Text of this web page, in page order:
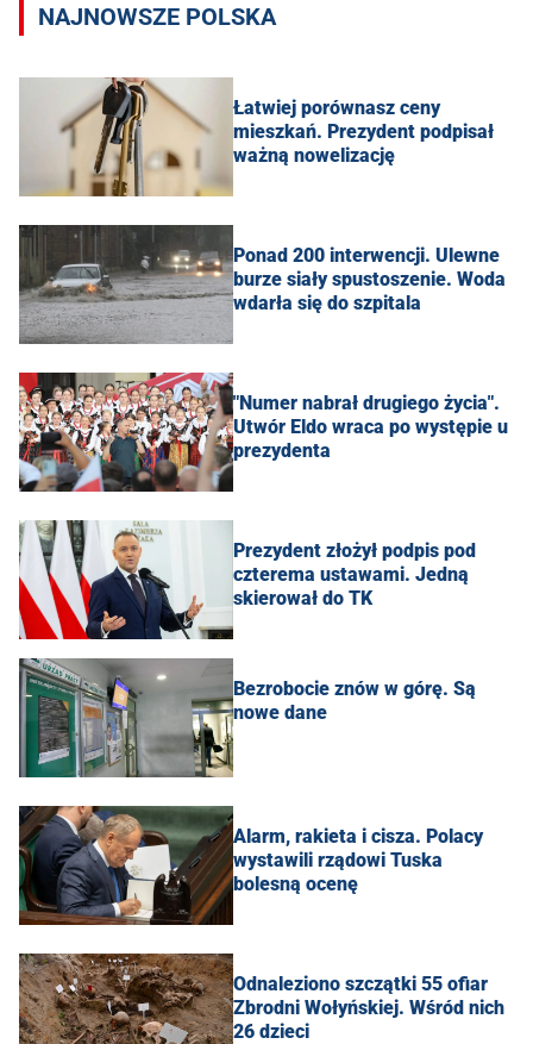
NAJNOWSZE POLSKA
Łatwiej porównasz ceny
mieszkań. Prezydent podpisał
ważną nowelizację
Ponad 200 interwencji. Ulewne
burze siały spustoszenie. Woda
wdarła się do szpitala
"Numer nabrał drugiego życia".
Utwór Eldo wraca po występie u
prezydenta
Prezydent złożył podpis pod
czterema ustawami. Jedną
skierował do TK
Bezrobocie znów w górę. Są
nowe dane
Alarm, rakieta i cisza. Polacy
wystawili rządowi Tuska
bolesną ocenę
Odnaleziono szczątki 55 ofiar
Zbrodni Wołyńskiej. Wśród nich
26 dzieci